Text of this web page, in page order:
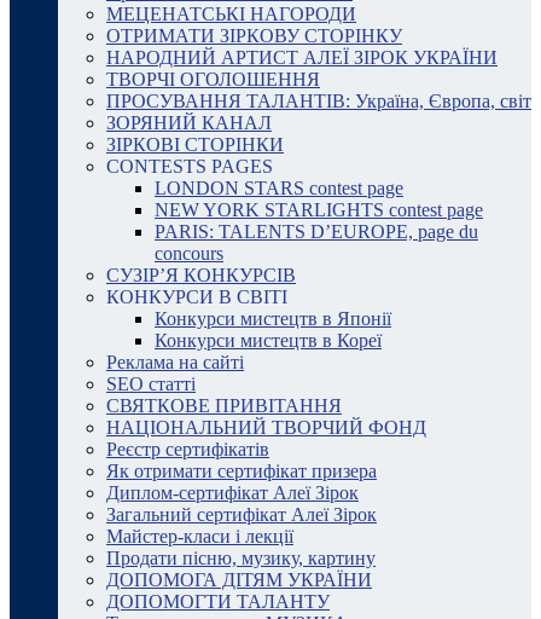
МЕЦЕНАТСЬКІ НАГОРОДИ
ОТРИМАТИ ЗІРКОВУ СТОРІНКУ
НАРОДНИЙ АРТИСТ АЛЕЇ ЗІРОК УКРАЇНИ
ТВОРЧІ ОГОЛОШЕННЯ
ПРОСУВАННЯ ТАЛАНТІВ: Україна, Європа, світ
ЗОРЯНИЙ КАНАЛ
ЗІРКОВІ СТОРІНКИ
CONTESTS PAGES
LONDON STARS contest page
NEW YORK STARLIGHTS contest page
PARIS: TALENTS D’EUROPE, page du
concours
СУЗІР’Я КОНКУРСІВ
КОНКУРСИ В СВІТІ
Конкурси мистецтв в Японії
Конкурси мистецтв в Кореї
Реклама на сайті
SEO статті
СВЯТКОВЕ ПРИВІТАННЯ
НАЦІОНАЛЬНИЙ ТВОРЧИЙ ФОНД
Реєстр сертифікатів
Як отримати сертифікат призера
Диплом-сертифікат Алеї Зірок
Загальний сертифікат Алеї Зірок
Майстер-класи і лекції
Продати пісню, музику, картину
ДОПОМОГА ДІТЯМ УКРАЇНИ
ДОПОМОГТИ ТАЛАНТУ